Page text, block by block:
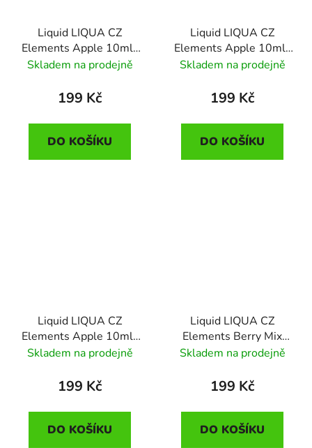
Liquid LIQUA CZ
Elements Apple 10ml-
18mg (jablko)
Skladem na prodejně
199 Kč
DO KOŠÍKU
Liquid LIQUA CZ
Elements Apple 10ml-
3mg (jablko)
Skladem na prodejně
199 Kč
DO KOŠÍKU
Liquid LIQUA CZ
Elements Apple 10ml-
6mg (jablko)
Skladem na prodejně
199 Kč
DO KOŠÍKU
Liquid LIQUA CZ
Elements Berry Mix
10ml-0mg (lesní plody)
Skladem na prodejně
199 Kč
DO KOŠÍKU